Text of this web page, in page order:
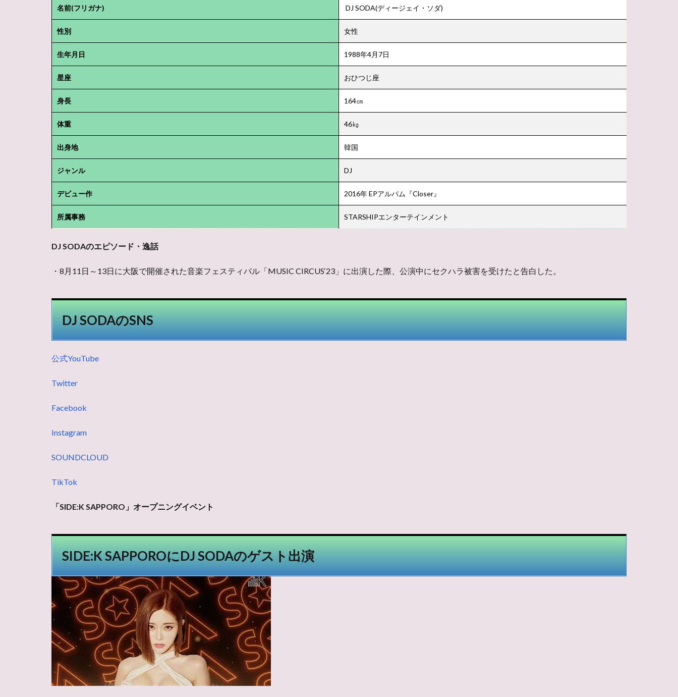
名前(フリガナ) DJ SODA(ディージェイ・ソダ)
性別 女性
生年月日 1988年4月7日
星座 おひつじ座
身長 164㎝
体重 46㎏
出身地 韓国
ジャンル DJ
デビュー作 2016年 EPアルバム『Closer』
所属事務 STARSHIPエンターテインメント
DJ SODAのエピソード・逸話
・8月11日～13日に大阪で開催された音楽フェスティバル「MUSIC CIRCUS‘23」に出演した際、公演中にセクハラ被害を受けたと告白した。
DJ SODAのSNS
公式YouTube
Twitter
Facebook
Instagram
SOUNDCLOUD
TikTok
「SIDE:K SAPPORO」オープニングイベント
SIDE:K SAPPOROにDJ SODAのゲスト出演